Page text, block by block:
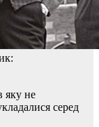
яку не
серед